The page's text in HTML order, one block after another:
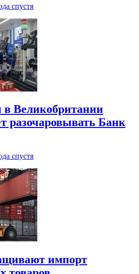
спустя
Великобритании
разочаровывать Банк
спустя
импорт